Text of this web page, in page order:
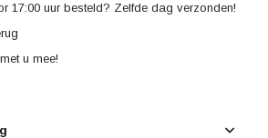
17:00 uur besteld? Zelfde dag verzonden!
u mee!